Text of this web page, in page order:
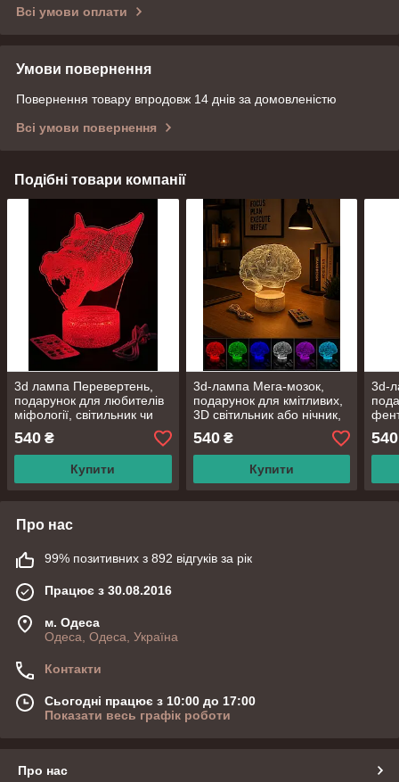
Всі умови оплати
Умови повернення
Повернення товару впродовж 14 днів за домовленістю
Всі умови повернення
Подібні товари компанії
3d лампа Перевертень,
подарунок для любителів
міфології, світильник чи
режими, пульт
540 ₴
Купити
3d-лампа Мега-мозок,
подарунок для кмітливих,
3D світильник або нічник,
таймер, пульт та
батарейки
540₴
Купити
3d-
540
Про нас
99% позитивних з 892 відгуків за рік
Працює з 30.08.2016
м. Одеса
Одеса, Одеса, Україна
Контакти
Сьогодні працює з 10:00 до 17:00
Показати весь графік роботи
Про нас